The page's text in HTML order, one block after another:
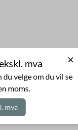
mva
velge om du vil se
moms.
mva